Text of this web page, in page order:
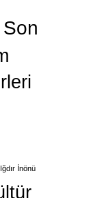
Iğdır İnönü